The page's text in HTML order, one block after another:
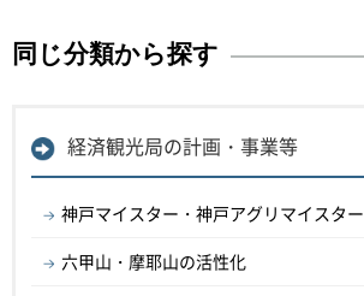
同じ分類から探す
経済観光局の計画・事業等
神戸マイスター・神戸アグリマイスター
六甲山・摩耶山の活性化